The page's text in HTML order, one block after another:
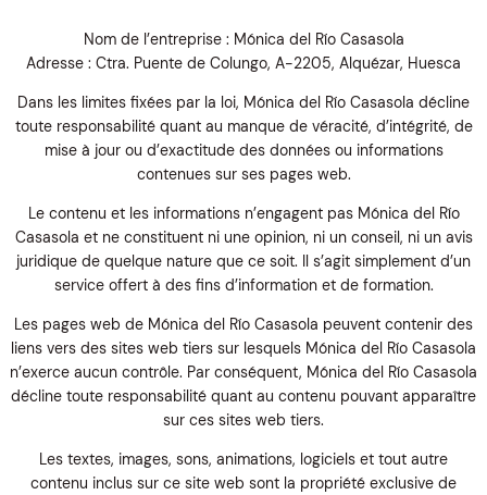
Nom de l’entreprise : Mónica del Río Casasola
Adresse : Ctra. Puente de Colungo, A-2205, Alquézar, Huesca
Dans les limites fixées par la loi, Mónica del Río Casasola décline
toute responsabilité quant au manque de véracité, d’intégrité, de
mise à jour ou d’exactitude des données ou informations
contenues sur ses pages web.
Le contenu et les informations n’engagent pas Mónica del Río
Casasola et ne constituent ni une opinion, ni un conseil, ni un avis
juridique de quelque nature que ce soit. Il s’agit simplement d’un
service offert à des fins d’information et de formation.
Les pages web de Mónica del Río Casasola peuvent contenir des
liens vers des sites web tiers sur lesquels Mónica del Río Casasola
n’exerce aucun contrôle. Par conséquent, Mónica del Río Casasola
décline toute responsabilité quant au contenu pouvant apparaître
sur ces sites web tiers.
Les textes, images, sons, animations, logiciels et tout autre
contenu inclus sur ce site web sont la propriété exclusive de